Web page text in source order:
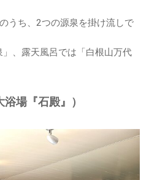
うち、2つの源泉を掛け流しで
、露天風呂では「白根山万代
場『石殿』）